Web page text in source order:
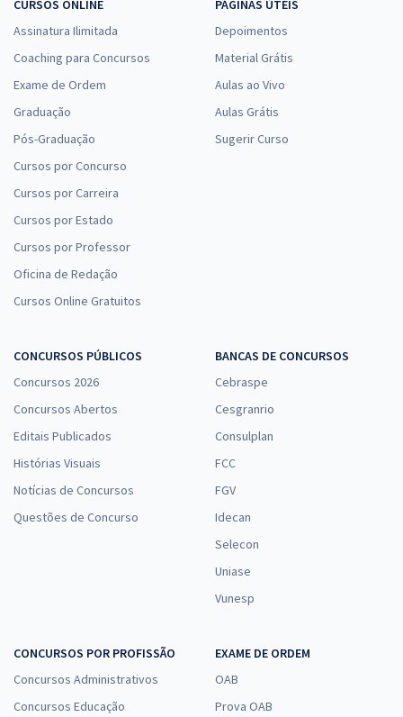
UNIRIO - Universidade Federal do Estado do Rio de Janeiro -
Enfermagem
à vista
R$25,52
UNIRIO - Universidade Federal do Estado do Rio de Janeiro - Cargo
411: Farmacêutico - Habilitação
Economize R$ 91,98 (-20%)
301: Técnico de Laboratório - Área: Análises Clínicas
à vista
R$29,52
Economize R$ 88,56 (-20%)
Comprar
UNIRIO - Universidade Federal do Estado do Rio de Janeiro -
Conhecimentos Específicos para o Cargo 411: Farmacêutico -
CURSOS ONLINE
Assinatura Ilimitada
Coaching para Concursos
Exame de Ordem
Graduação
Pós-Graduação
Cursos por Concurso
Cursos por Carreira
Cursos por Estado
Cursos por Professor
Oficina de Redação
Cursos Online Gratuitos
PÁGINAS ÚTEIS
Depoimentos
Material Grátis
Aulas ao Vivo
Aulas Grátis
Sugerir Curso
CONCURSOS PÚBLICOS
Concursos 2026
Concursos Abertos
Editais Publicados
Histórias Visuais
Notícias de Concursos
Questões de Concurso
BANCAS DE CONCURSOS
Cebraspe
Cesgranrio
Consulplan
FCC
FGV
Idecan
Selecon
Uniase
Vunesp
CONCURSOS POR PROFISSÃO
Concursos Administrativos
Concursos Educação
EXAME DE ORDEM
OAB
Prova OAB